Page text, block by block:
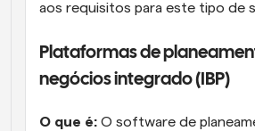
aos requisitos para este tipo de
Plataformas de
negócios integrado (IBP)
O que é: O software de